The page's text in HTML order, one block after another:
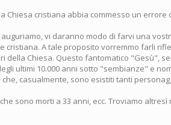
Chiesa cristiana abbia commesso un errore
vi daranno modo di farvi una
cristiana. A tale proposito vorremmo farli
della Chiesa. Questo fantomatico "Gesù",
ultimi 10.000 anni sotto "sembianze" e
casualmente, sono esistiti tanti
sono morti a 33 anni, ecc. Troviamo